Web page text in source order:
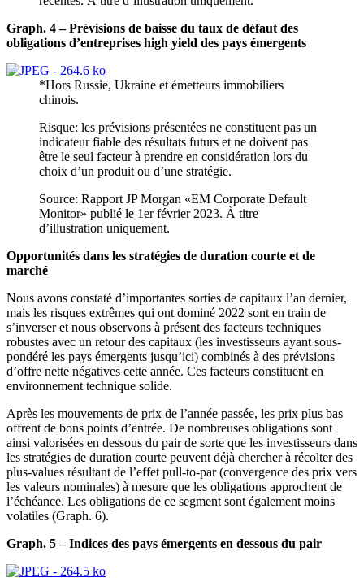
Graph. 4 – Prévisions de baisse du taux de défaut des
obligations d’entreprises high yield des pays émergents
*Hors Russie, Ukraine et émetteurs immobiliers
chinois.
Risque: les prévisions présentées ne constituent pas un
indicateur fiable des résultats futurs et ne doivent pas
être le seul facteur à prendre en considération lors du
choix d’un produit ou d’une stratégie.
Source: Rapport JP Morgan «EM Corporate Default
Monitor» publié le 1er février 2023. À titre
d’illustration uniquement.
Opportunités dans les stratégies de duration courte et de
marché
Nous avons constaté d’importantes sorties de capitaux l’an dernier,
mais les risques extrêmes qui ont dominé 2022 sont en train de
s’inverser et nous observons à présent des facteurs techniques
robustes avec un retour des capitaux (les investisseurs ayant sous-
pondéré les pays émergents jusqu’ici) combinés à des prévisions
d’offre nette négatives cette année. Ces facteurs constituent en
environnement technique solide.
Après les mouvements de prix de l’année passée, les prix plus bas
offrent de bons points d’entrée. De nombreuses obligations sont
ainsi valorisées en dessous du pair de sorte que les investisseurs dans
les stratégies de duration courte peuvent déjà chercher à récolter des
plus-values résultant de l’effet pull-to-par (convergence des prix vers
les valeurs nominales) à mesure que les obligations approchent de
l’échéance. Les obligations de ce segment sont également moins
volatiles (Graph. 6).
Graph. 5 – Indices des pays émergents en dessous du pair